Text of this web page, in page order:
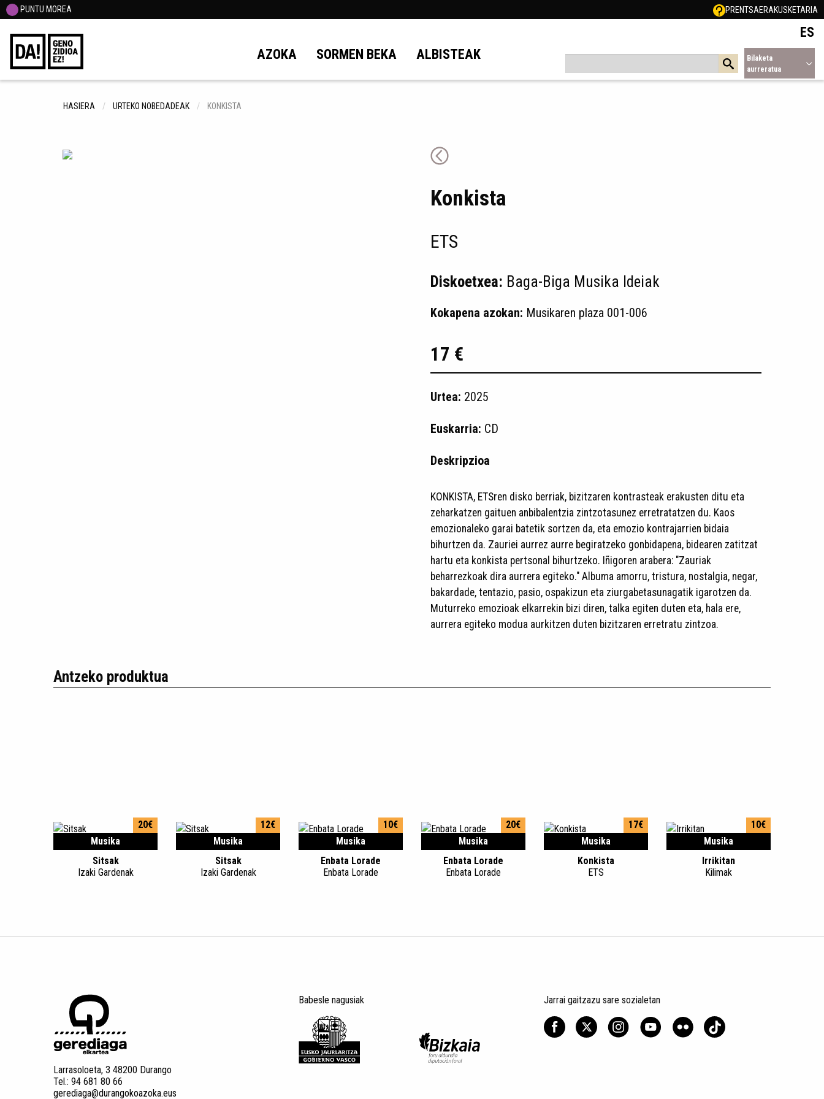
PUNTU MOREA PRENTSAERAKUSKETARIA
AZOKA SORMEN BEKA ALBISTEAK
ES
Bilaketa
aurreratua
HASIERA URTEKO NOBEDADEAK KONKISTA
Konkista
ETS
Diskoetxea: Baga-Biga Musika Ideiak
Kokapena azokan: Musikaren plaza 001-006
17 €
Urtea: 2025
Euskarria: CD
Deskripzioa
KONKISTA, ETSren disko berriak, bizitzaren kontrasteak erakusten ditu eta
zeharkatzen gaituen anbibalentzia zintzotasunez erretratatzen du. Kaos
emozionaleko garai batetik sortzen da, eta emozio kontrajarrien bidaia
bihurtzen da. Zauriei aurrez aurre begiratzeko gonbidapena, bidearen zatitzat
hartu eta konkista pertsonal bihurtzeko. Iñigoren arabera: "Zauriak
beharrezkoak dira aurrera egiteko." Albuma amorru, tristura, nostalgia, negar,
bakardade, tentazio, pasio, ospakizun eta ziurgabetasunagatik igarotzen da.
Muturreko emozioak elkarrekin bizi diren, talka egiten duten eta, hala ere,
aurrera egiteko modua aurkitzen duten bizitzaren erretratu zintzoa.
Antzeko produktua
Musika
20€
Sitsak
Izaki Gardenak
Musika
12€
Sitsak
Izaki Gardenak
Musika
10€
Enbata Lorade
Enbata Lorade
Musika
20€
Enbata Lorade
Enbata Lorade
Musika
17€
Konkista
ETS
Musika
10€
Irrikitan
Kilimak
Larrasoloeta, 3 48200 Durango
Tel.: 94 681 80 66
gerediaga@durangokoazoka.eus
Babesle nagusiak Jarrai gaitzazu sare sozialetan